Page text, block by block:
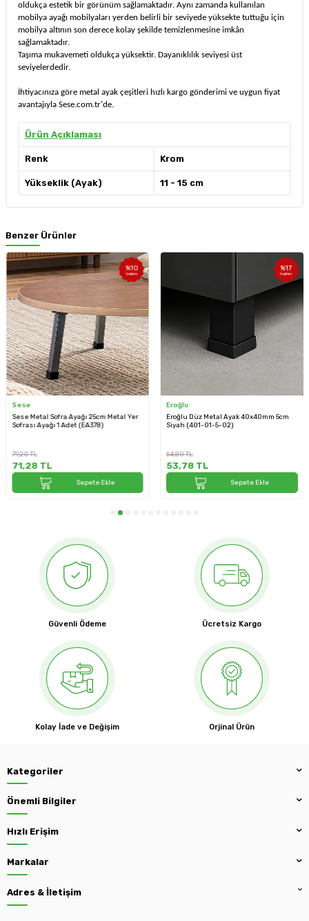
oldukça estetik bir görünüm sağlamaktadır. Aynı zamanda kullanılan
mobilya ayağı mobilyaları yerden belirli bir seviyede yüksekte tuttuğu için
mobilya altının son derece kolay şekilde temizlenmesine imkân
sağlamaktadır.
Taşıma mukavemeti oldukça yüksektir. Dayanıklılık seviyesi üst
seviyelerdedir.
İhtiyacınıza göre metal ayak çeşitleri hızlı kargo gönderimi ve uygun fiyat
avantajıyla Sese.com.tr'de.
Ürün Açıklaması
Renk Krom
Yükseklik (Ayak) 11 - 15 cm
Benzer Ürünler
%10
İndirim
Sese
Sese Metal Sofra Ayağı 25cm Metal Yer
Sofrası Ayağı 1 Adet (EA378)
79,20TL
71,28TL
Sepete Ekle
%17
İndirim
Eroğlu
Eroğlu Düz Metal Ayak 40x40mm 5cm
Siyah (401-01-5-02)
64,80TL
53,78TL
Sepete Ekle
Güvenli Ödeme Ücretsiz Kargo
Kolay İade ve Değişim Orjinal Ürün
Kategoriler
Önemli Bilgiler
Hızlı Erişim
Markalar
Adres & İletişim